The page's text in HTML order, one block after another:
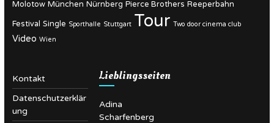
Molotow München Nürnberg Pierce Brothers Reeperbahn
Festival Single Sporthalle Stuttgart Tour Two door cinema club
Video Wien
Kontakt
Datenschutzerklär
ung
Lieblingsseiten
Adina
Scharfenberg